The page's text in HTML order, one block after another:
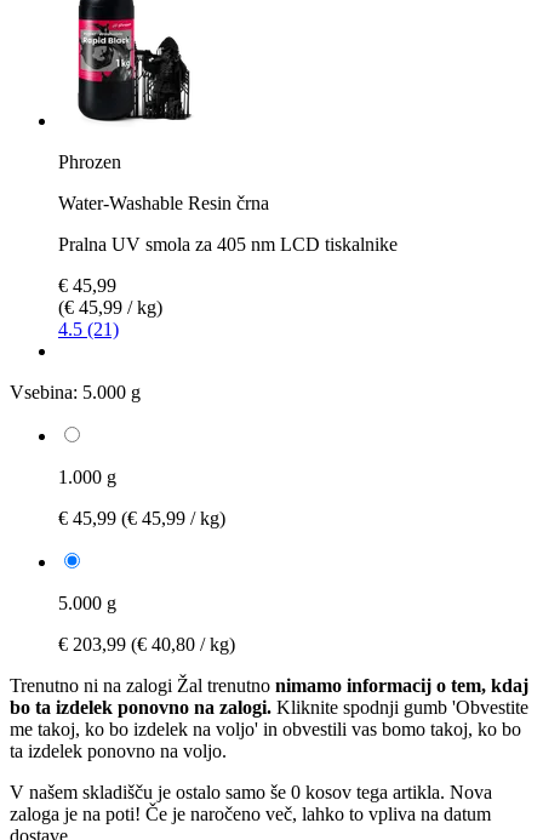
Phrozen
Water-Washable Resin črna
Pralna UV smola za 405 nm LCD tiskalnike
€ 45,99
(€ 45,99 / kg)
4.5 (21)
Vsebina: 5.000 g
1.000 g
€ 45,99 (€ 45,99 / kg)
5.000 g
€ 203,99 (€ 40,80 / kg)
Trenutno ni na zalogi Žal trenutno nimamo informacij o tem, kdaj
bo ta izdelek ponovno na zalogi. Kliknite spodnji gumb 'Obvestite
me takoj, ko bo izdelek na voljo' in obvestili vas bomo takoj, ko bo
ta izdelek ponovno na voljo.
V našem skladišču je ostalo samo še 0 kosov tega artikla. Nova
zaloga je na poti! Če je naročeno več, lahko to vpliva na datum
dostave.